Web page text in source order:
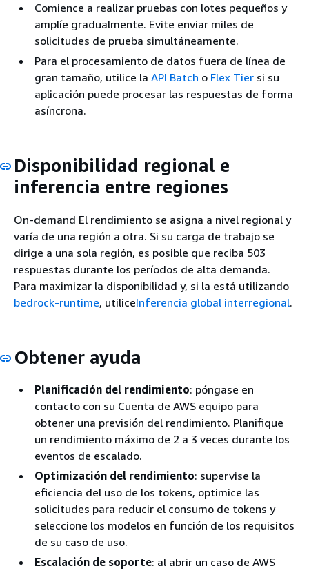
Comience a realizar pruebas con lotes pequeños y
amplíe gradualmente. Evite enviar miles de
solicitudes de prueba simultáneamente.
Para el procesamiento de datos fuera de línea de
gran tamaño, utilice la API Batch o Flex Tier si su
aplicación puede procesar las respuestas de forma
asíncrona.
Disponibilidad regional e
inferencia entre regiones
On-demand El rendimiento se asigna a nivel regional y
varía de una región a otra. Si su carga de trabajo se
dirige a una sola región, es posible que reciba 503
respuestas durante los períodos de alta demanda.
Para maximizar la disponibilidad y, si la está utilizando
bedrock-runtime, utiliceInferencia global interregional.
Obtener ayuda
Planificación del rendimiento: póngase en
contacto con su Cuenta de AWS equipo para
obtener una previsión del rendimiento. Planifique
un rendimiento máximo de 2 a 3 veces durante los
eventos de escalado.
Optimización del rendimiento: supervise la
eficiencia del uso de los tokens, optimice las
solicitudes para reducir el consumo de tokens y
seleccione los modelos en función de los requisitos
de su caso de uso.
Escalación de soporte: al abrir un caso de AWS